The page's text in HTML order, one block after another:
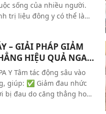
sống của nhiều người.
trị liệu đông y có thể là
– GIẢI PHÁP GIẢM
HIỆU QUẢ NGAY
Y Tâm tác động sâu vào
giúp: ✅ Giảm đau nhức
đau do căng thẳng hoặc